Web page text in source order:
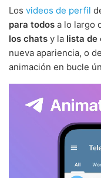
Los videos de perfil
para todos a lo largo
los chats y la lista de
nueva apariencia, o
animación en bucle